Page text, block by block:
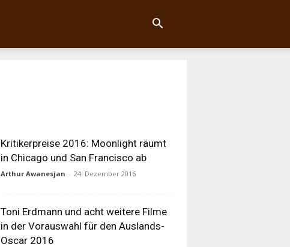
Kritikerpreise 2016: Moonlight räumt
in Chicago und San Francisco ab
Arthur Awanesjan - 24. Dezember 2016
Toni Erdmann und acht weitere Filme
in der Vorauswahl für den Auslands-
Oscar 2016